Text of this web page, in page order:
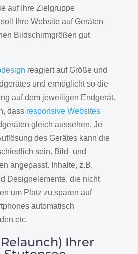
auf Ihre Zielgruppe
Ihre Website auf Geräten
Bildschirmgrößen gut
reagiert auf Größe und
und ermöglicht so die
auf dem jeweiligen Endgerät.
dass responsive Websites
gleich aussehen. Je
des Gerätes kann die
sein. Bild- und
angepasst. Inhalte, z.B.
Designelemente, die nicht
um Platz zu sparen auf
automatisch
etc.
Ihrer